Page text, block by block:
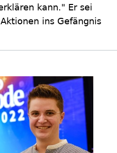
kann." Er sei
ins Gefängnis